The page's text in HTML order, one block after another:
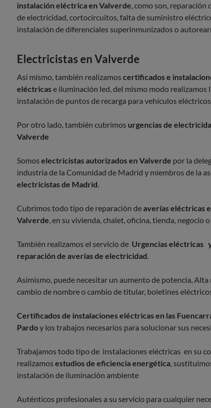
instalación eléctrica en Valverde, como son, reparación
de electricidad, cortocircuitos, falta de suministro
instalación de diferenciales superinmunizados o
Electricistas en Valverde
Así mismo, también realizamos certificados e
eléctricase iluminación led, del mismo modo realizamos
instalación de puntos de recarga para vehículos
Por otro lado, también cubrimos urgencias de
Valverde
Somos electricistas autorizados en Valverde por la
industria de la Comunidad de Madrid y miembros de la
electricistas de Madrid.
Cubrimos todo tipo de reparación deaverías eléctricas
Valverde, en su vivienda, chalet, oficina, tienda, negocio
También realizamos el servicio de Urgencias eléctricas
reparación de averías de electricidad.
Asimismo, puede necesitar un aumento de potencia, Alta
cambio de nombre o cambio de titular, boletines
Certificados de instalaciones eléctricas en las
Pardoy los trabajos necesarios para solucionar sus
Trabajamos todo tipo de instalaciones eléctricas en su
realizamos estudios de eficiencia energética,
instalación de iluminación ambiente
Auténticos profesionales a su servicio para cualquier